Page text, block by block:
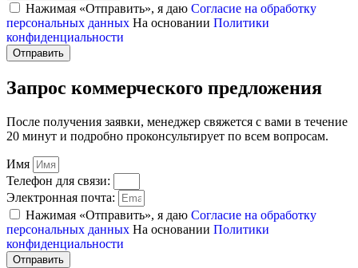
Нажимая «Отправить», я даю Согласие на обработку
персональных данных На основании Политики
конфиденциальности
Отправить
Запрос коммерческого предложения
После получения заявки, менеджер свяжется с вами в течение
20 минут и подробно проконсультирует по всем вопросам.
Имя
Телефон для связи:
Электронная почта:
Нажимая «Отправить», я даю Согласие на обработку
персональных данных На основании Политики
конфиденциальности
Отправить